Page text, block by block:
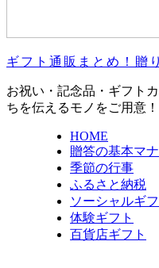
ギフト通販まとめ！贈
お祝い・記念品・ギフト
ちを伝えるモノをご用意！
HOME
贈答の基本マ
季節の行事
ふるさと納税
ソーシャルギフ
体験ギフト
百貨店ギフト